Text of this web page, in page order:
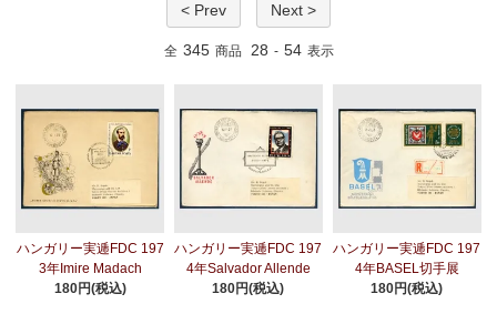
< Prev Next >
全 345 商品 28 - 54 表示
ハンガリー実逓FDC 197
3年Imire Madach
180円(税込)
ハンガリー実逓FDC 197
4年Salvador Allende
180円(税込)
ハンガリー実逓FDC 197
4年BASEL切手展
180円(税込)